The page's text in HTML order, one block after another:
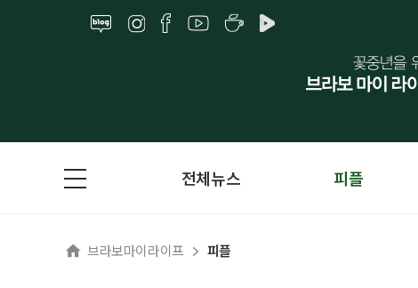
전체뉴스 피플
브라보마이라이프 피플